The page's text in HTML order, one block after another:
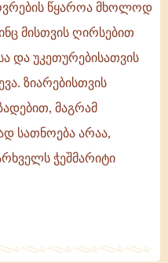
წყაროა მხოლოდ
მისთვის ღირსებით
და უკეთურებისათვის
ზიარებისთვის
მაგრამ
სათნოება არაა,
ჭეშმარიტი